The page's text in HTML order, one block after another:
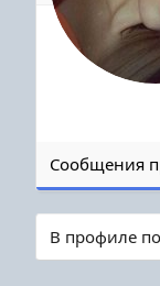
Сообщения
В профиле